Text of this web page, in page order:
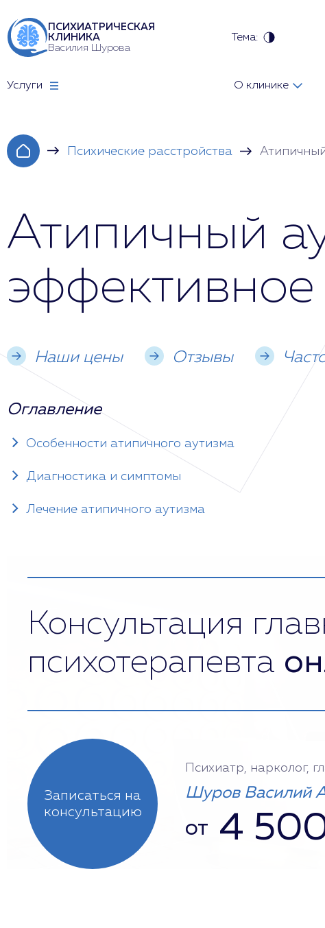
ПСИХИАТРИЧЕСКАЯ
КЛИНИКА
Василия Шурова
Тема:
Услуги О клинике
Психические расстройства
Атипичный
Наши цены Отзывы
Оглавление
Особенности атипичного аутизма
Диагностика и симптомы
Лечение атипичного аутизма
Консультация
психотерапевта
Записаться на
консультацию
Психиатр, нарколог,
Шуров Василий
от 4